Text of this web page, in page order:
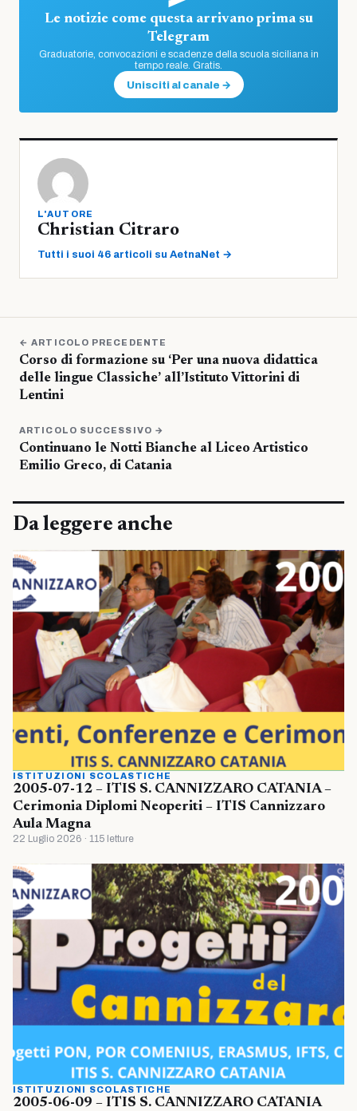
Le notizie come questa arrivano prima su
Telegram
Graduatorie, convocazioni e scadenze della scuola siciliana in
tempo reale. Gratis.
Unisciti al canale →
L'AUTORE
Christian Citraro
Tutti i suoi 46 articoli su AetnaNet →
← ARTICOLO PRECEDENTE
Corso di formazione su ‘Per una nuova didattica
delle lingue Classiche’ all’Istituto Vittorini di
Lentini
ARTICOLO SUCCESSIVO →
Continuano le Notti Bianche al Liceo Artistico
Emilio Greco, di Catania
Da leggere anche
ISTITUZIONI SCOLASTICHE
2005-07-12 – ITIS S. CANNIZZARO CATANIA –
Cerimonia Diplomi Neoperiti – ITIS Cannizzaro
Aula Magna
22 Luglio 2026 · 115 letture
ISTITUZIONI SCOLASTICHE
2005-06-09 – ITIS S. CANNIZZARO CATANIA